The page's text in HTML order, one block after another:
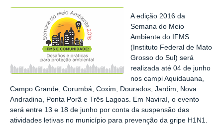
A edição 2016 da
Semana do Meio
Ambiente do IFMS
(Instituto Federal de Mato
Grosso do Sul) será
realizada até 04 de junho
nos campi Aquidauana,
Campo Grande, Corumbá, Coxim, Dourados, Jardim, Nova
Andradina, Ponta Porã e Três Lagoas. Em Naviraí, o evento
será entre 13 e 18 de junho por conta da suspensão das
atividades letivas no município para prevenção da gripe H1N1.